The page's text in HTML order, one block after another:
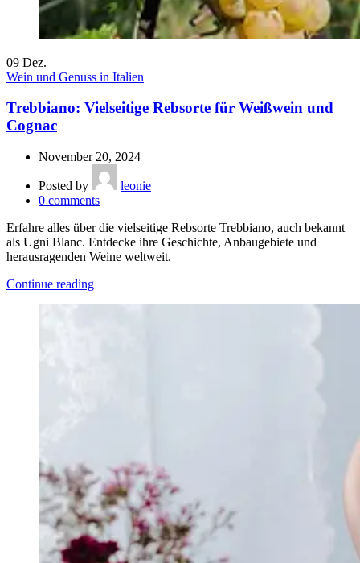
09 Dez.
Wein und Genuss in Italien
Trebbiano: Vielseitige Rebsorte für Weißwein und
Cognac
November 20, 2024
Posted by
leonie
0 comments
Erfahre alles über die vielseitige Rebsorte Trebbiano, auch bekannt
als Ugni Blanc. Entdecke ihre Geschichte, Anbaugebiete und
herausragenden Weine weltweit.
Continue reading